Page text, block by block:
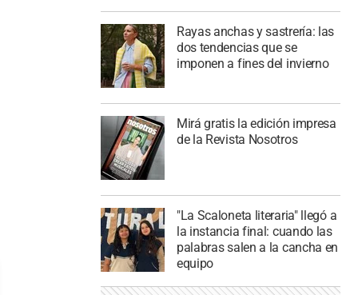
Rayas anchas y sastrería: las
dos tendencias que se
imponen a fines del invierno
Mirá gratis la edición impresa
de la Revista Nosotros
"La Scaloneta literaria" llegó a
la instancia final: cuando las
palabras salen a la cancha en
equipo